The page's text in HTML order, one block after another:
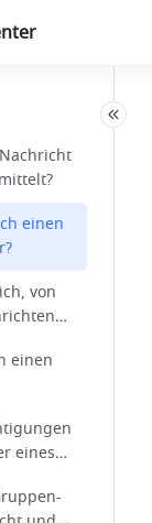
einen
von
einen
eines